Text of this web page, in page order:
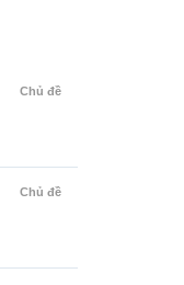
Chủ đề
Chủ đề